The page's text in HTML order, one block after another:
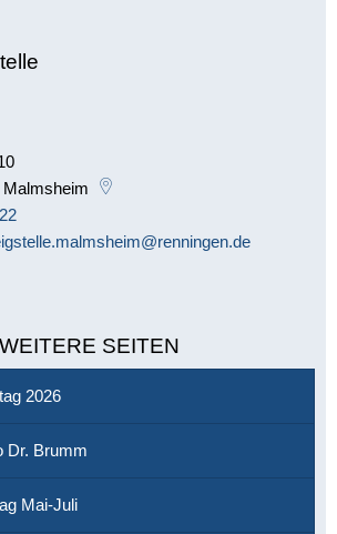
Malmsheim
WEITERE SEITEN
2026
Dr. Brumm
Mai-Juli